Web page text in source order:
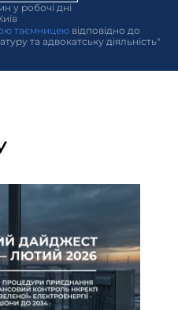
у робочі дні
таємницею відповідно до
та адвокатську діяльність"